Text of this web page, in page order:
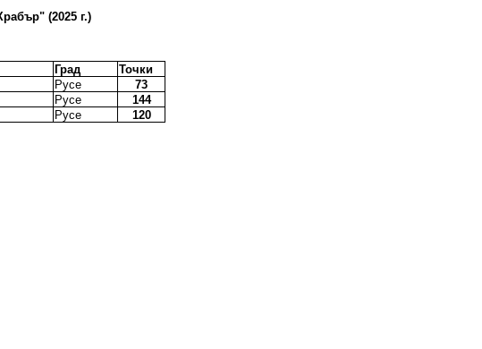
(2025 г.)
Град
Точки
Русе
73
Русе
144
Русе 120